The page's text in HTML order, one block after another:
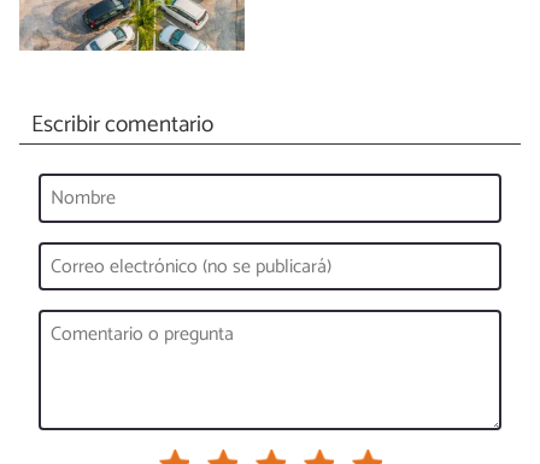
Escribir comentario